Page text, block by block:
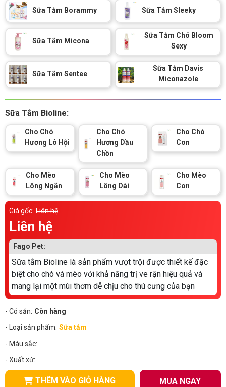
spa cho thú cưng
Thông tin về chó
Thông tin về mèo
CHÍNH SÁCH
Chính sách mua hàng Chính sách vận chuyển
Chính sách bảo hành
Chính sách đổi trả
TỔNG ĐÀI TƯ VẤN
Sữa Tắm Borammy Sữa Tắm Sleeky
Sữa Tắm Micona
Sữa Tắm Chó Bloom
Sexy
Sữa Tắm Sentee
Sữa Tắm Davis
Miconazole
Sữa Tắm Bioline:
Cho Chó
Hương Lô Hội
Cho Chó
Hương Dầu
Chồn
Cho Chó
Con
Cho Mèo
Lông Ngắn
Cho Mèo
Lông Dài
Cho Mèo
Con
Giá gốc: Liên hệ
Liên hệ
Fago Pet:
Sữa tắm Bioline là sản phẩm vượt trội được thiết kế đặc
biệt cho chó và mèo với khả năng trị ve rận hiệu quả và
mang lại một mùi thơm dễ chịu cho thú cưng của bạn
- Có sẵn: Còn hàng
- Loại sản phẩm: Sữa tắm
- Màu sắc:
- Xuất xứ:
THÊM VÀO GIỎ HÀNG MUA NGAY